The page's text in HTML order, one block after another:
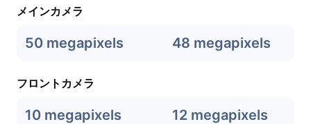
メインカメラ
50 megapixels 48 megapixels
フロントカメラ
10 megapixels 12 megapixels